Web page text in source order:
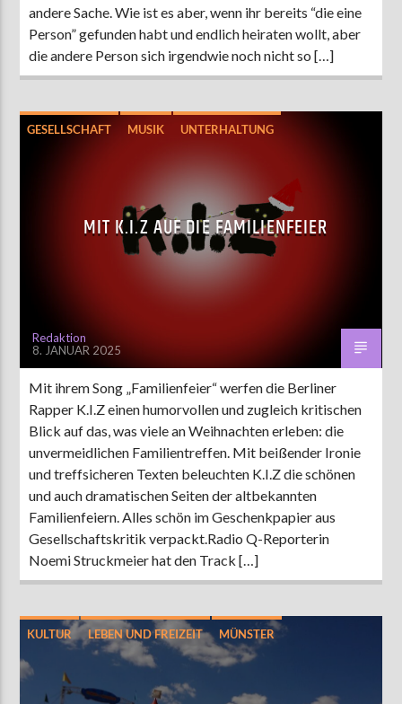
andere Sache. Wie ist es aber, wenn ihr bereits “die eine
Person” gefunden habt und endlich heiraten wollt, aber
die andere Person sich irgendwie noch nicht so […]
GESELLSCHAFT MUSIK UNTERHALTUNG
MIT K.I.Z AUF DIE FAMILIENFEIER
Redaktion
8. JANUAR 2025
Mit ihrem Song „Familienfeier“ werfen die Berliner
Rapper K.I.Z einen humorvollen und zugleich kritischen
Blick auf das, was viele an Weihnachten erleben: die
unvermeidlichen Familientreffen. Mit beißender Ironie
und treffsicheren Texten beleuchten K.I.Z die schönen
und auch dramatischen Seiten der altbekannten
Familienfeiern. Alles schön im Geschenkpapier aus
Gesellschaftskritik verpackt.Radio Q-Reporterin
Noemi Struckmeier hat den Track […]
KULTUR LEBEN UND FREIZEIT MÜNSTER
UNTERHALTUNG WISSEN